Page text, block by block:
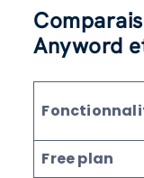
Anyword
Free plan